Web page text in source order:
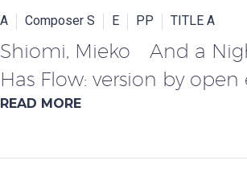
A Composer S E PP TITLE A
Shiomi, Mieko And a
Has Flow: version by open
READ MORE